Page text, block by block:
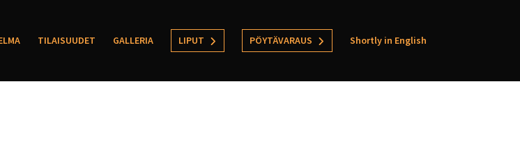
TILAISUUDET GALLERIA LIPUT PÖYTÄVARAUS Shortly in English